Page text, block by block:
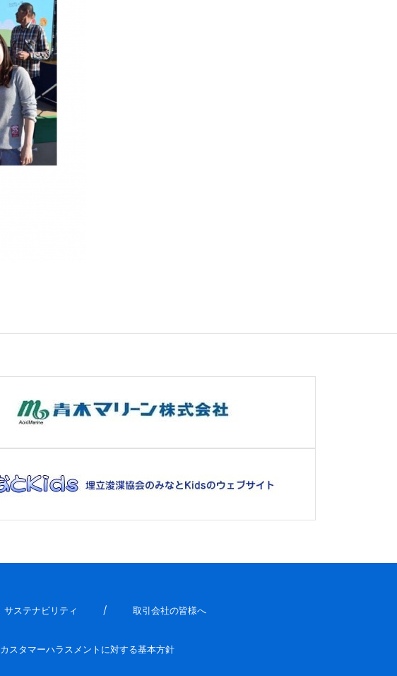
サステナビリティ 取引会社の皆様へ
カスタマーハラスメントに対する基本方針